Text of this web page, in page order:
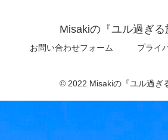
Misakiの『ユル過ぎる
お問い合わせフォーム
プライ
© 2022 Misakiの『ユル過ぎ